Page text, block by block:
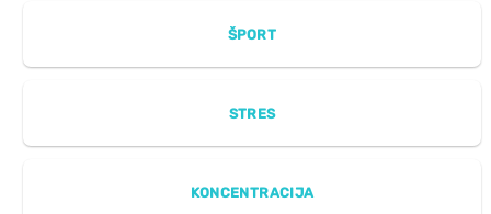
ŠPORT
STRES
KONCENTRACIJA